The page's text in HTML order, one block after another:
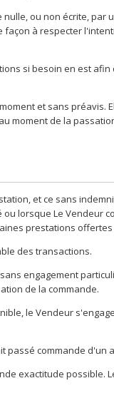
ou non écrite, par
à respecter
si besoin en est
et sans préavis.
moment de la
et ce sans
lorsque Le Vendeur
prestations offertes
des transactions.
engagement
de la commande.
le Vendeur
passé commande d'un
exactitude possible.